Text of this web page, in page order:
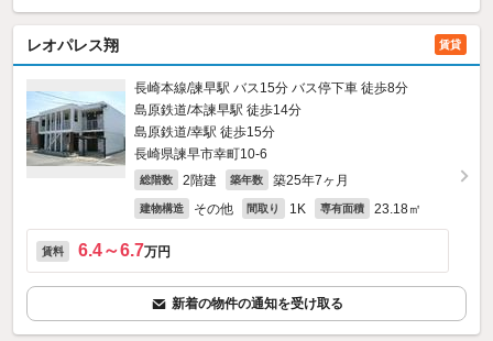
レオパレス翔 賃貸
長崎本線/諫早駅 バス15分 バス停下車 徒歩8分
島原鉄道/本諫早駅 徒歩14分
島原鉄道/幸駅 徒歩15分
長崎県諫早市幸町10-6
総階数 2階建 築年数 築25年7ヶ月
建物構造 その他 間取り 1K 専有面積 23.18㎡
賃料 6.4～6.7万円
新着の物件の通知を受け取る